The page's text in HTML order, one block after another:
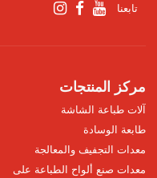
تابعنا
مركز المنتجات
آلات طباعة الشاشة
طابعة الوسادة
معدات التجفيف والمعالجة
معدات صنع ألواح الطباعة على